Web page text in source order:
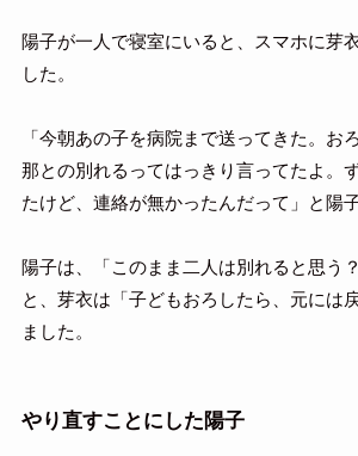
陽子が一人で寝室にいると、スマホに芽
した。
「今朝あの子を病院まで送ってきた。お
那との別れるってはっきり言ってたよ。
たけど、連絡が無かったんだって」と陽
陽子は、「このまま二人は別れると思う
と、芽衣は「子どもおろしたら、元には
ました。
やり直すことにした陽子